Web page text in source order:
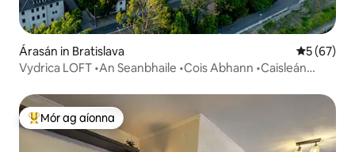
Árasán in Bratislava
5 (67)
Vydrica LOFT •An Seanbhaile •Cois Abhann •Caisleán
An-mhór ag aíonna
Mór ag aíonna